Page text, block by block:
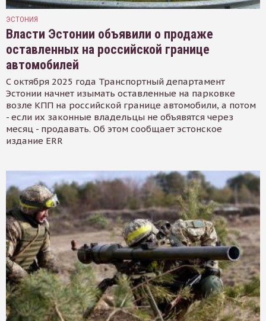
ЭСТОНИЯ
Власти Эстонии объявили о продаже
оставленных на российской границе
автомобилей
С октября 2025 года Транспортный департамент
Эстонии начнет изымать оставленные на парковке
возле КПП на российской границе автомобили, а потом
- если их законные владельцы не объявятся через
месяц - продавать. Об этом сообщает эстонское
издание ERR